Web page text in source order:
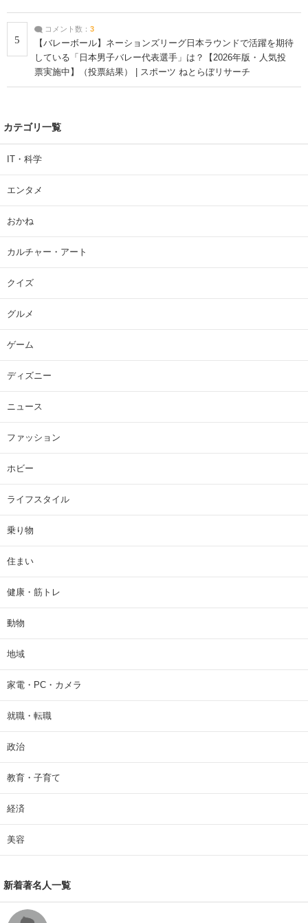
5
コメント数： 3
【バレーボール】ネーションズリーグ日本ラウンドで活躍を期待
している「日本男子バレー代表選手」は？【2026年版・人気投
票実施中】（投票結果） | スポーツ ねとらぼリサーチ
カテゴリ一覧
IT・科学
エンタメ
おかね
カルチャー・アート
クイズ
グルメ
ゲーム
ディズニー
ニュース
ファッション
ホビー
ライフスタイル
乗り物
住まい
健康・筋トレ
動物
地域
家電・PC・カメラ
就職・転職
政治
教育・子育て
経済
美容
新着著名人一覧